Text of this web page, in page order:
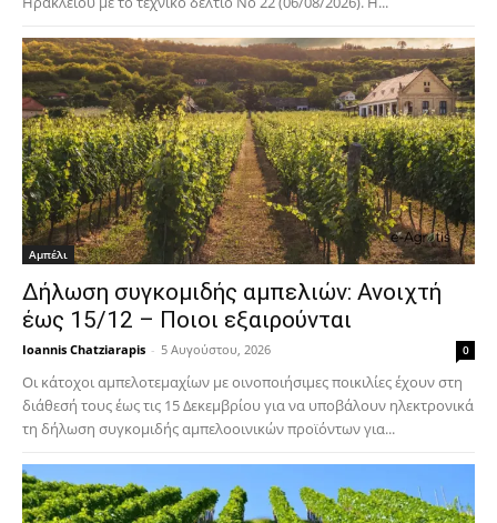
Αμπέλι
Δήλωση συγκομιδής αμπελιών: Ανοιχτή
έως 15/12 – Ποιοι εξαιρούνται
Ioannis Chatziarapis - 5 Αυγούστου, 2026 0
Οι κάτοχοι αμπελοτεμαχίων με οινοποιήσιμες ποικιλίες έχουν στη
διάθεσή τους έως τις 15 Δεκεμβρίου για να υποβάλουν ηλεκτρονικά
τη δήλωση συγκομιδής αμπελοοινικών προϊόντων για...